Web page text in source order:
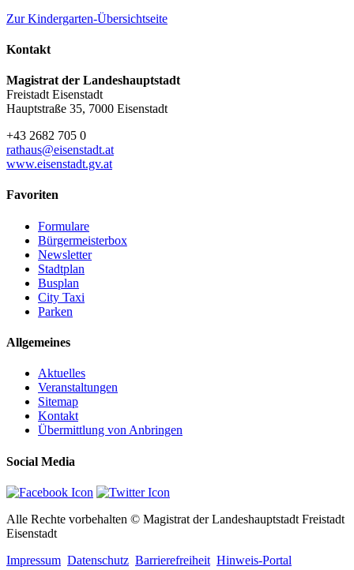
Zur Kindergarten-Übersichtseite
Kontakt
Magistrat der Landeshauptstadt
Freistadt Eisenstadt
Hauptstraße 35, 7000 Eisenstadt
+43 2682 705 0
rathaus@eisenstadt.at
www.eisenstadt.gv.at
Favoriten
Formulare
Bürgermeisterbox
Newsletter
Stadtplan
Busplan
City Taxi
Parken
Allgemeines
Aktuelles
Veranstaltungen
Sitemap
Kontakt
Übermittlung von Anbringen
Social Media
Alle Rechte vorbehalten © Magistrat der Landeshauptstadt Freistadt
Eisenstadt
Impressum Datenschutz Barrierefreiheit Hinweis-Portal